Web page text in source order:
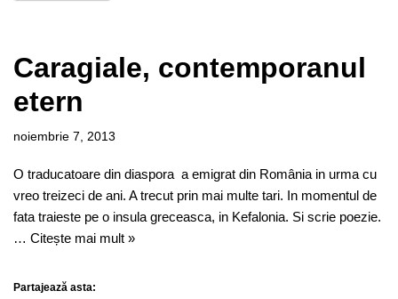
Caragiale, contemporanul
etern
noiembrie 7, 2013
O traducatoare din diaspora a emigrat din România in urma cu
vreo treizeci de ani. A trecut prin mai multe tari. In momentul de
fata traieste pe o insula greceasca, in Kefalonia. Si scrie poezie.
… Citește mai mult »
Partajează asta: